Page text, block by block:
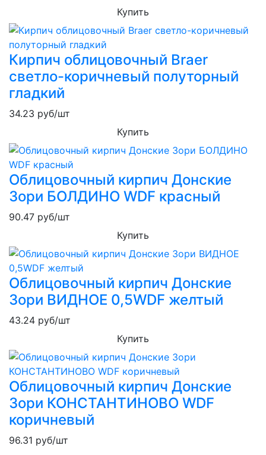
Купить
Кирпич облицовочный Braer
светло-коричневый полуторный
гладкий
34.23 руб/шт
Купить
Облицовочный кирпич Донские
Зори БОЛДИНО WDF красный
90.47 руб/шт
Купить
Облицовочный кирпич Донские
Зори ВИДНОЕ 0,5WDF желтый
43.24 руб/шт
Купить
Облицовочный кирпич Донские
Зори КОНСТАНТИНОВО WDF
коричневый
96.31 руб/шт